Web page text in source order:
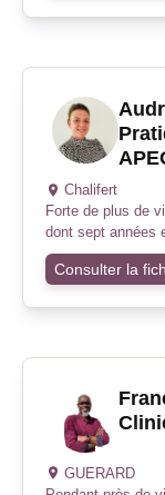
Chalifert
Forte de plus de
dont sept années
Consulter la
GUERARD